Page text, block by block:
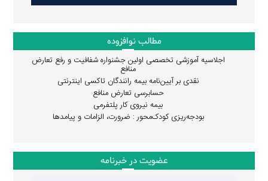
مطالب نوافزوده
اجلاسیه آموزشی تخصصی اولین جشنواره شفافیت و رفع تعارض
منافع
نقدی بر آیین‌نامه بیمه رانندگان تاکسی اینترنتی
حسابرسی تعارض منافع
بیمه نیروی کار پلتفرمی
بودجه‌ریزی کودک‌محور : ضرورت، الزامات و پیامدها
عضویت در خبرنامه